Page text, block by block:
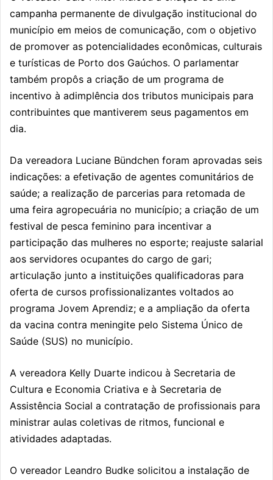
campanha permanente de divulgação institucional do
município em meios de comunicação, com o objetivo
de promover as potencialidades econômicas, culturais
e turísticas de Porto dos Gaúchos. O parlamentar
também propôs a criação de um programa de
incentivo à adimplência dos tributos municipais para
contribuintes que mantiverem seus pagamentos em
dia.
Da vereadora Luciane Bündchen foram aprovadas seis
indicações: a efetivação de agentes comunitários de
saúde; a realização de parcerias para retomada de
uma feira agropecuária no município; a criação de um
festival de pesca feminino para incentivar a
participação das mulheres no esporte; reajuste salarial
aos servidores ocupantes do cargo de gari;
articulação junto a instituições qualificadoras para
oferta de cursos profissionalizantes voltados ao
programa Jovem Aprendiz; e a ampliação da oferta
da vacina contra meningite pelo Sistema Único de
Saúde (SUS) no município.
A vereadora Kelly Duarte indicou à Secretaria de
Cultura e Economia Criativa e à Secretaria de
Assistência Social a contratação de profissionais para
ministrar aulas coletivas de ritmos, funcional e
atividades adaptadas.
O vereador Leandro Budke solicitou a instalação de